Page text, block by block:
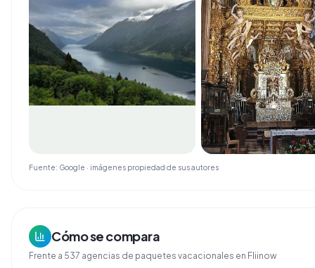
Fuente: Google · imágenes propiedad de sus autores
Cómo se compara
Frente a 537 agencias de paquetes vacacionales en Fliinow